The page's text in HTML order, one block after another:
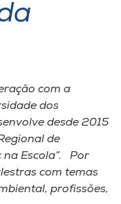
com a
dos
desde 2015
de
na Escola”. Por
com temas
profissões,